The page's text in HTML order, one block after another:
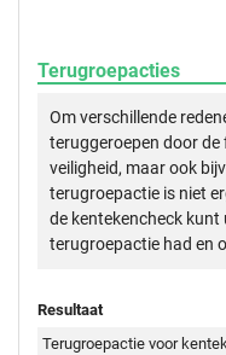
Terugroepacties
Om verschillende
teruggeroepen door
veiligheid, maar ook
terugroepactie is niet
de kentekencheck kunt
terugroepactie had en
Resultaat
Terugroepactie voor